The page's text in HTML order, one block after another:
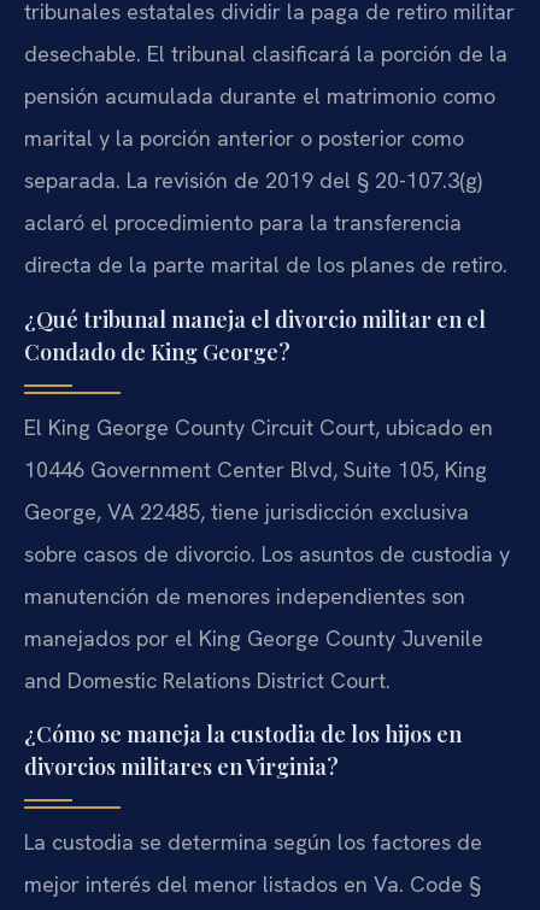
tribunales estatales dividir la paga de retiro militar
desechable. El tribunal clasificará la porción de la
pensión acumulada durante el matrimonio como
marital y la porción anterior o posterior como
separada. La revisión de 2019 del § 20-107.3(g)
aclaró el procedimiento para la transferencia
directa de la parte marital de los planes de retiro.
¿Qué tribunal maneja el divorcio militar en el
Condado de King George?
El King George County Circuit Court, ubicado en
10446 Government Center Blvd, Suite 105, King
George, VA 22485, tiene jurisdicción exclusiva
sobre casos de divorcio. Los asuntos de custodia y
manutención de menores independientes son
manejados por el King George County Juvenile
and Domestic Relations District Court.
¿Cómo se maneja la custodia de los hijos en
divorcios militares en Virginia?
La custodia se determina según los factores de
mejor interés del menor listados en Va. Code §